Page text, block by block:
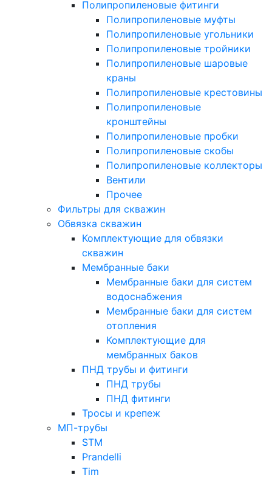
Полипропиленовые фитинги
Полипропиленовые муфты
Полипропиленовые угольники
Полипропиленовые тройники
Полипропиленовые шаровые
краны
Полипропиленовые крестовины
Полипропиленовые
кронштейны
Полипропиленовые пробки
Полипропиленовые скобы
Полипропиленовые коллекторы
Вентили
Прочее
Фильтры для скважин
Обвязка скважин
Комплектующие для обвязки
скважин
Мембранные баки
Мембранные баки для систем
водоснабжения
Мембранные баки для систем
отопления
Комплектующие для
мембранных баков
ПНД трубы и фитинги
ПНД трубы
ПНД фитинги
Тросы и крепеж
МП-трубы
STM
Prandelli
Tim